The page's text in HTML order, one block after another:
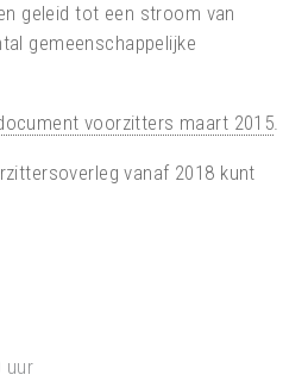
geleid tot een stroom van
gemeenschappelijke
voorzitters maart 2015.
vanaf 2018 kunt
uur